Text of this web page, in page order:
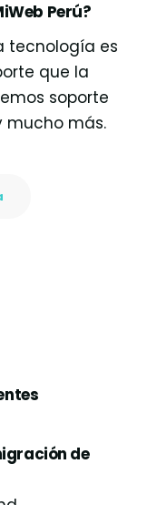
Perú?
tecnología es
que la
soporte
mucho más.
de